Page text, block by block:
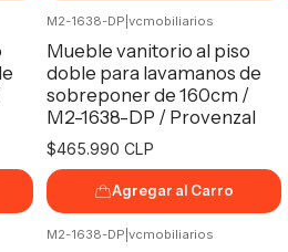
M2-1638-DP vcmobiliarios
Mueble vanitorio al piso
doble para lavamanos de
sobreponer de 160cm /
M2-1638-DP / Provenzal
$465.990 CLP
Agregar al Carro
M2-1638-DP vcmobiliarios